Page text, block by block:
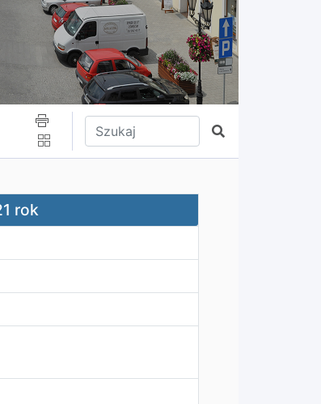
Wpisz tekst do wyszukania
Szukaj
rok